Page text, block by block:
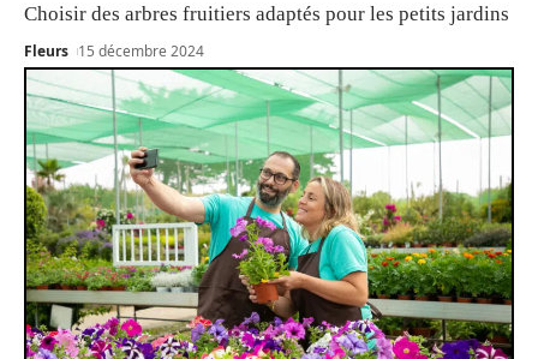
Choisir des arbres fruitiers adaptés pour les petits jardins
Fleurs 15 décembre 2024